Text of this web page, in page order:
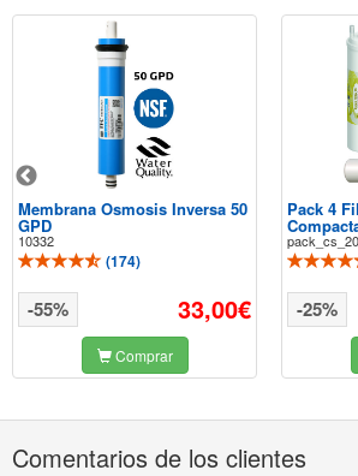
Membrana Osmosis Inversa 50
GPD
10332
(174)
33,00€
-55%
Comprar
Pack 4
-25%
Comentarios de los clientes